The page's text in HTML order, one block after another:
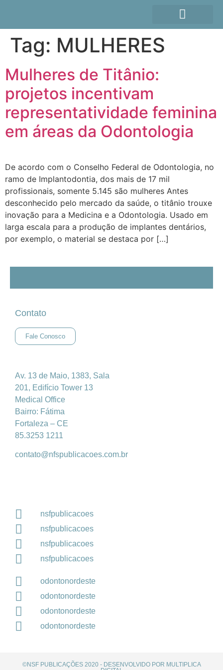
Tag: MULHERES
Mulheres de Titânio:
projetos incentivam
representatividade feminina
em áreas da Odontologia
De acordo com o Conselho Federal de Odontologia, no
ramo de Implantodontia, dos mais de 17 mil
profissionais, somente 5.145 são mulheres Antes
desconhecido pelo mercado da saúde, o titânio trouxe
inovação para a Medicina e a Odontologia. Usado em
larga escala para a produção de implantes dentários,
por exemplo, o material se destaca por […]
Contato
Fale Conosco
Av. 13 de Maio, 1383, Sala
201, Edifício Tower 13
Medical Office
Bairro: Fátima
Fortaleza – CE
85.3253 1211
contato@nfspublicacoes.com.br
nsfpublicacoes
nsfpublicacoes
nsfpublicacoes
nsfpublicacoes
odontonordeste
odontonordeste
odontonordeste
odontonordeste
©NSF PUBLICAÇÕES 2020 - DESENVOLVIDO POR MULTIPLICA